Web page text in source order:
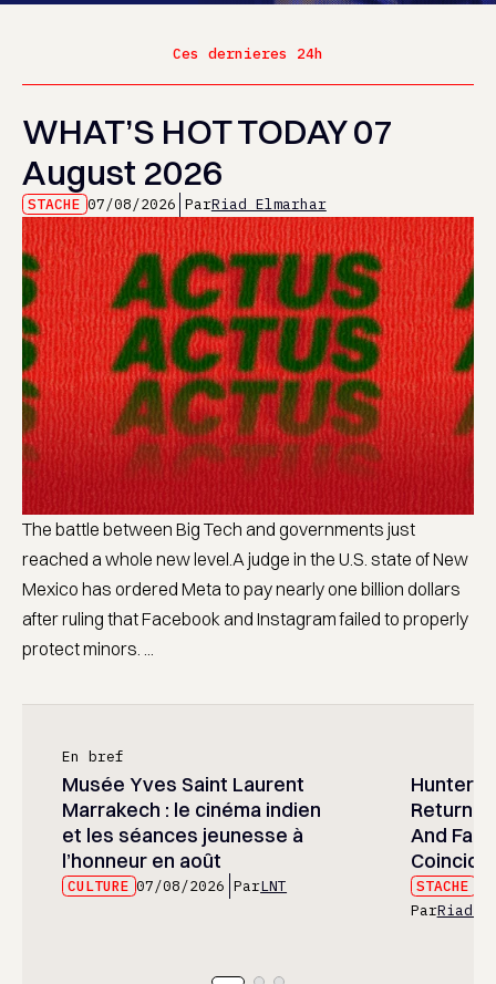
Ces dernieres 24h
WHAT’S HOT TODAY 07
August 2026
STACHE 07/08/2026 ParRiad Elmarhar
The battle between Big Tech and governments just
reached a whole new level.A judge in the U.S. state of New
Mexico has ordered Meta to pay nearly one billion dollars
after ruling that Facebook and Instagram failed to properly
protect minors. ...
En bref
Musée Yves Saint Laurent
Marrakech : le cinéma indien
et les séances jeunesse à
l’honneur en août
CULTURE 07/08/2026 ParLNT
Hunter
And
STACHE
ParRiad